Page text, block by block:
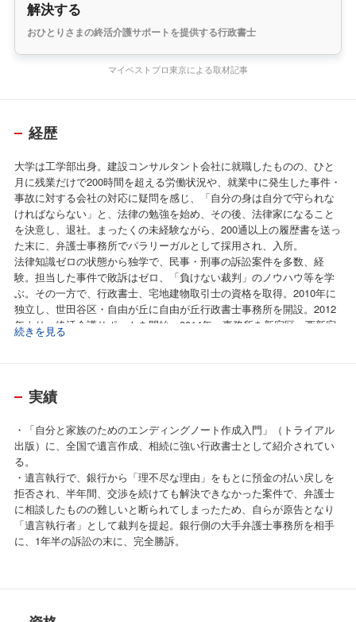
解決する
おひとりさまの終活介護サポートを提供する行政書士
マイベストプロ東京による取材記事
経歴
大学は工学部出身。建設コンサルタント会社に就職したものの、ひと
月に残業だけで200時間を超える労働状況や、就業中に発生した事件・
事故に対する会社の対応に疑問を感じ、「自分の身は自分で守られな
ければならない」と、法律の勉強を始め、その後、法律家になること
を決意し、退社。まったくの未経験ながら、200通以上の履歴書を送っ
た末に、弁護士事務所でパラリーガルとして採用され、入所。
法律知識ゼロの状態から独学で、民事・刑事の訴訟案件を多数、経
験。担当した事件で敗訴はゼロ、「負けない裁判」のノウハウ等を学
ぶ。その一方で、行政書士、宅地建物取引士の資格を取得。2010年に
独立し、世田谷区・自由が丘に自由が丘行政書士事務所を開設。2012
年より、終活介護サポートを開始。2014年、事務所を新宿区・西新宿
に移転。現在に至る。
続きを見る
実績
・「自分と家族のためのエンディングノート作成入門」（トライアル
出版）に、全国で遺言作成、相続に強い行政書士として紹介されてい
る。
・遺言執行で、銀行から「理不尽な理由」をもとに預金の払い戻しを
拒否され、半年間、交渉を続けても解決できなかった案件で、弁護士
に相談したものの難しいと断られてしまったため、自らが原告となり
「遺言執行者」として裁判を提起。銀行側の大手弁護士事務所を相手
に、1年半の訴訟の末に、完全勝訴。